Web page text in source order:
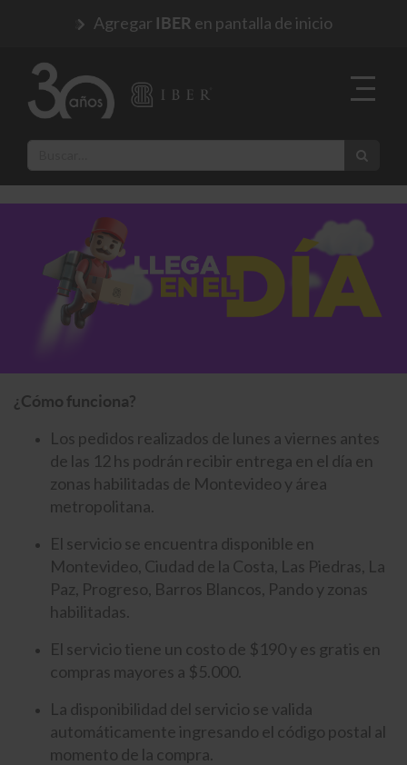
Agregar IBER en pantalla de inicio
¿Cómo funciona?
Los pedidos realizados de lunes a viernes antes
de las 12 hs podrán recibir entrega en el día en
zonas habilitadas de Montevideo y área
metropolitana.
El servicio se encuentra disponible en
Montevideo, Ciudad de la Costa, Las Piedras, La
Paz, Progreso, Barros Blancos, Pando y zonas
habilitadas.
El servicio tiene un costo de $190 y es gratis en
compras mayores a $5.000.
La disponibilidad del servicio se valida
automáticamente ingresando el código postal al
momento de la compra.